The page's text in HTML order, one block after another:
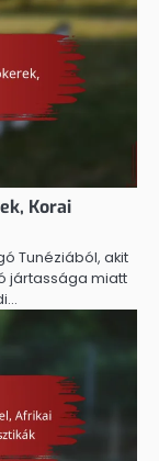
Korai
Tunéziából, akit
jártassága miatt